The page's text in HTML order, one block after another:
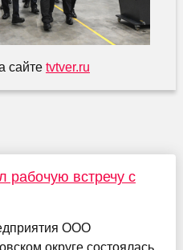
сайте tvtver.ru
рабочую встречу с
ООО